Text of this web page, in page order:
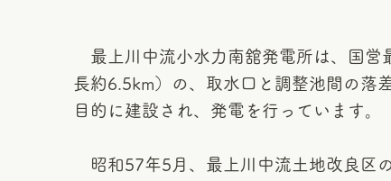
最上川中流小水力南舘発電所は、国営
長約6.5km）の、取水口と調整池間の落
目的に建設され、発電を行っています。
昭和57年5月、最上川中流土地改良区